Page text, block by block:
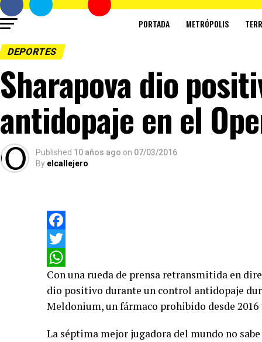
PORTADA METRÓPOLIS
DEPORTES
Sharapova dio
antidopaje en el
Published 10 años ago on 07/03/2016
By elcallejero
Facebook
Twitter
WhatsApp
Con una rueda de prensa retransmitida en
dio positivo durante un control antidopaje
Meldonium, un fármaco prohibido desde
La séptima mejor jugadora del mundo no